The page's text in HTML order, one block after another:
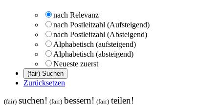
nach Relevanz
nach Postleitzahl (Aufsteigend)
nach Postleitzahl (Absteigend)
Alphabetisch (aufsteigend)
Alphabetisch (absteigend)
Neueste zuerst
Zurücksetzen
(fair) suchen! (fair) bessern! (fair) teilen!